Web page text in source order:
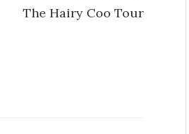
The Hairy Coo Tour